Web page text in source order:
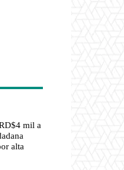
mil a
alta